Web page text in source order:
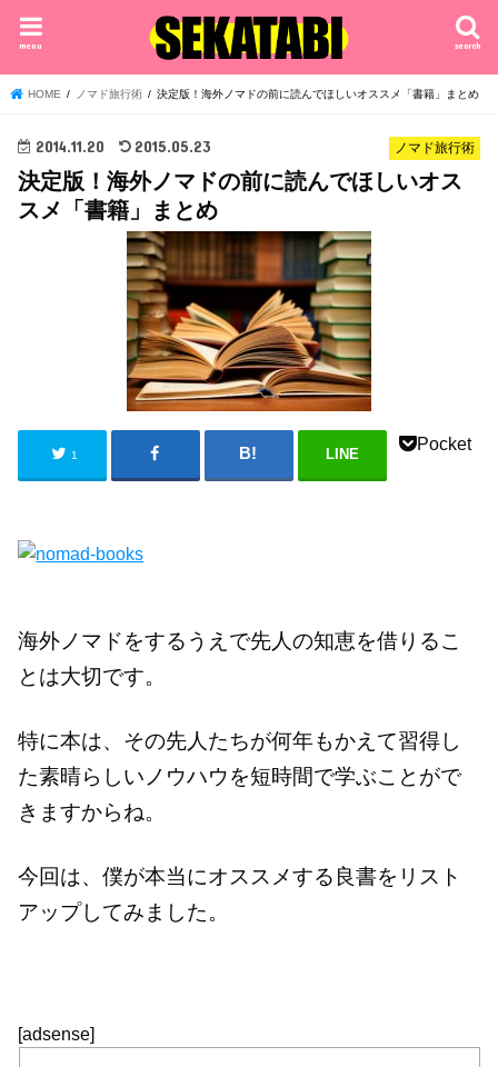
search
menu
HOME ノマド旅行術 決定版！海外ノマドの前に読んでほしいオススメ「書籍」まとめ
ノマド旅行術
2014.11.20 2015.05.23
決定版！海外ノマドの前に読んでほしいオス
スメ「書籍」まとめ
1 LINE
Pocket
海外ノマドをするうえで先人の知恵を借りるこ
とは大切です。
特に本は、その先人たちが何年もかえて習得し
た素晴らしいノウハウを短時間で学ぶことがで
きますからね。
今回は、僕が本当にオススメする良書をリスト
アップしてみました。
[adsense]